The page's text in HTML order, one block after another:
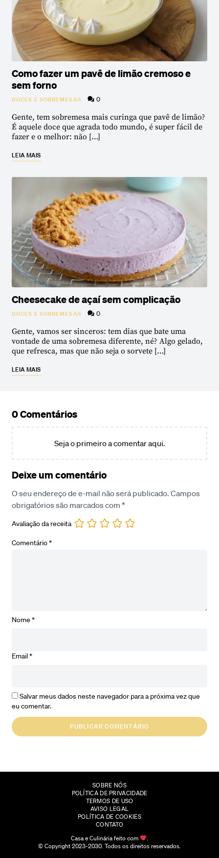
Como fazer um pavê de limão cremoso e
sem forno
DOCES E SOBREMESAS 0
Gente, tem sobremesa mais curinga que pavê de limão?
É aquele doce que agrada todo mundo, é super fácil de
fazer e o melhor: não […]
LEIA MAIS
Cheesecake de açaí sem complicação
DOCES E SOBREMESAS 0
Gente, vamos ser sinceros: tem dias que bate uma
vontade de uma sobremesa diferente, né? Algo gelado,
que refresca, mas que não seja o sorvete […]
LEIA MAIS
0 Comentários
Seja o primeiro a comentar aqui.
Deixe um comentário
O seu endereço de e-mail não será publicado. Campos
obrigatórios são marcados com *
Avaliação da receita
Comentário*
Nome *
Email*
Salvar meus dados neste navegador para a próxima vez que
eu comentar.
SOBRE NÓS
POLÍTICA DE PRIVACIDADE
TERMOS DE USO
AVISO LEGAL
POLÍTICA DE COOKIES
CONTATO
Casa e Culinária feito com
.
© Copyright 2023-2030. Todos os direitos reservados.